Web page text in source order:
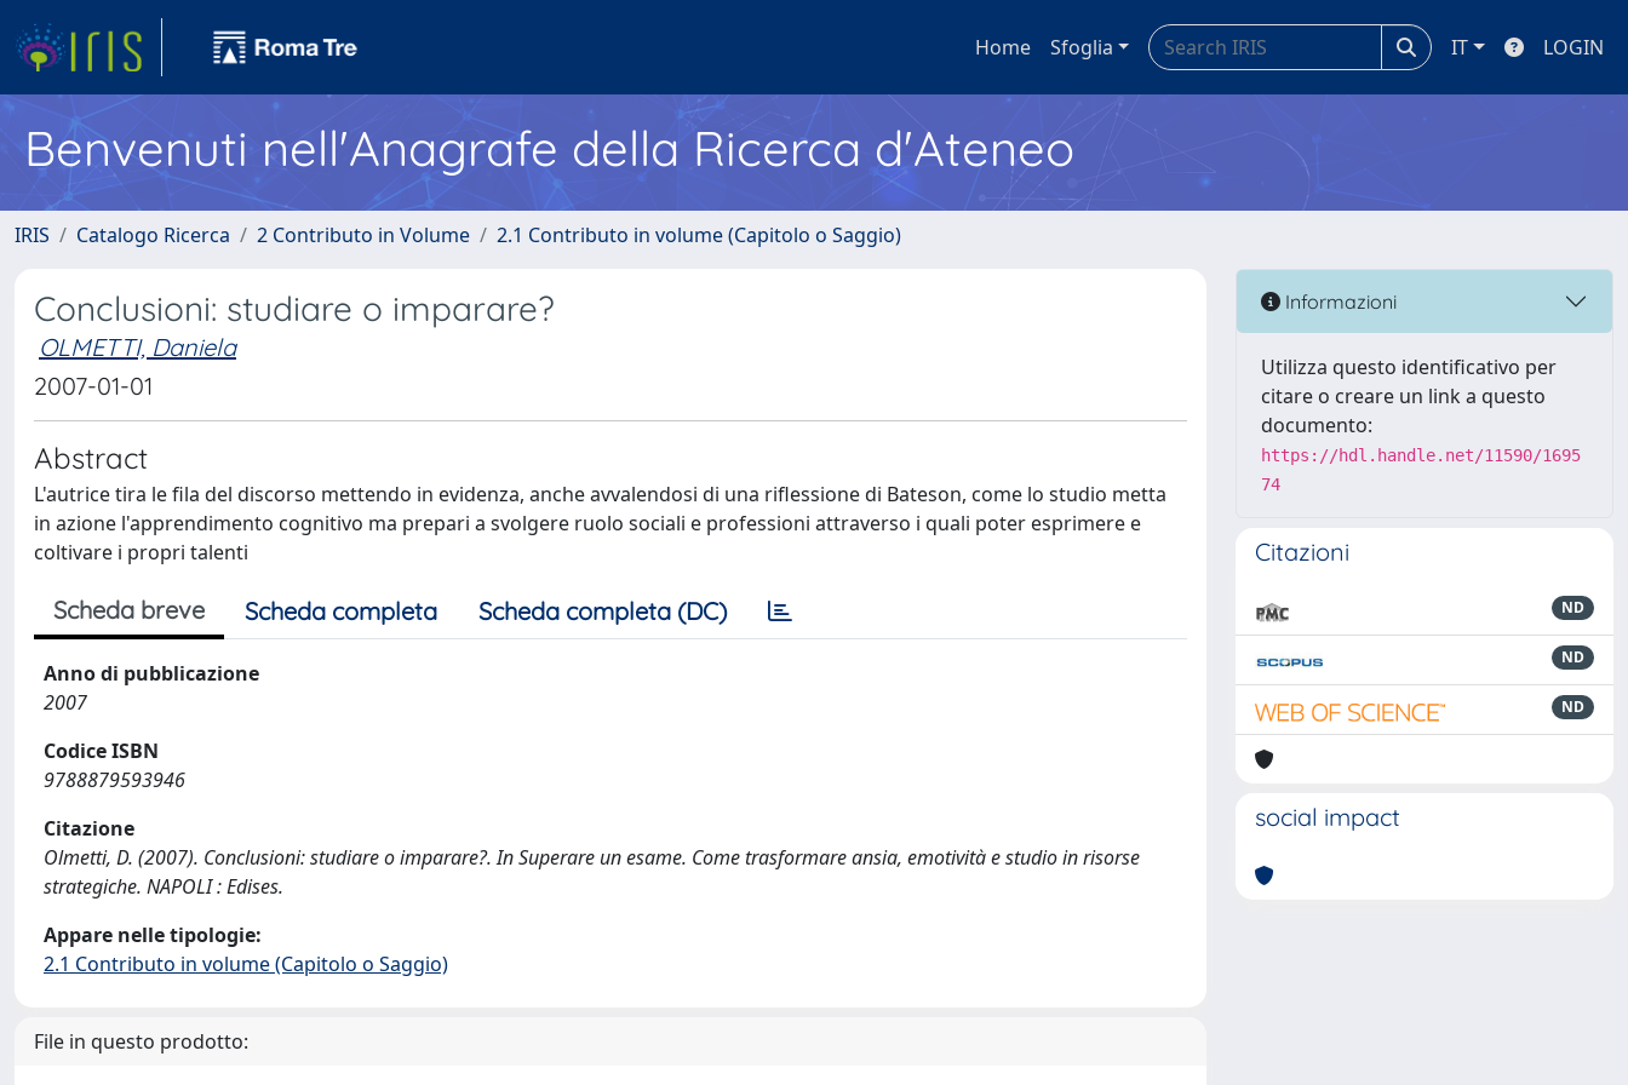
Home Sfoglia IT LOGIN
Benvenuti nell'Anagrafe della Ricerca d'Ateneo
IRIS Catalogo Ricerca 2 Contributo in Volume 2.1 Contributo in volume (Capitolo o Saggio)
Conclusioni: studiare o imparare?
OLMETTI, Daniela
2007-01-01
Abstract
L'autrice tira le fila del discorso mettendo in evidenza, anche avvalendosi di una riflessione di Bateson, come lo studio metta
in azione l'apprendimento cognitivo ma prepari a svolgere ruolo sociali e professioni attraverso i quali poter esprimere e
coltivare i propri talenti
Scheda breve Scheda completa Scheda completa (DC)
Anno di pubblicazione
2007
Codice ISBN
9788879593946
Citazione
Olmetti, D. (2007). Conclusioni: studiare o imparare?. In Superare un esame. Come trasformare ansia, emotività e studio in risorse
strategiche. NAPOLI : Edises.
Appare nelle tipologie:
2.1 Contributo in volume (Capitolo o Saggio)
File in questo prodotto:
Informazioni
Utilizza questo identificativo per
citare o creare un link a questo
documento:
https://hdl.handle.net/11590/1695
74
Citazioni
ND
ND
ND
social impact